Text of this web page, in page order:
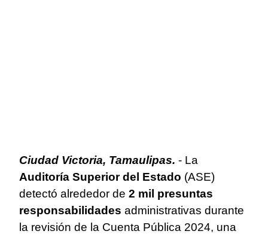
Ciudad Victoria, Tamaulipas. - La
Auditoría Superior del Estado (ASE)
detectó alrededor de 2 mil presuntas
responsabilidades administrativas durante
la revisión de la Cuenta Pública 2024, una